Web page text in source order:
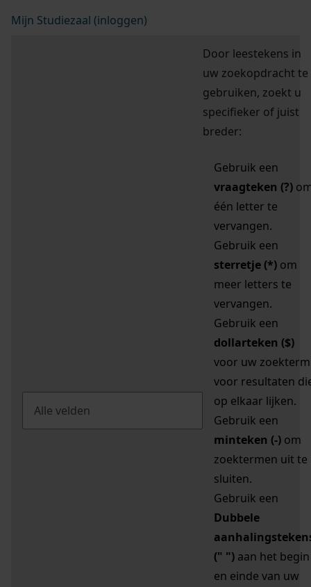
Mijn Studiezaal (inloggen)
Door leestekens in
uw zoekopdracht te
gebruiken, zoekt u
specifieker of juist
breder:
Gebruik een
vraagteken (?)
één letter te
vervangen.
Gebruik een
sterretje (*) om
meer letters te
vervangen.
Gebruik een
dollarteken ($)
voor uw zoekterm
voor resultaten
op elkaar lijken.
Gebruik een
minteken (-) om
zoektermen uit te
sluiten.
Gebruik een
Dubbele
(" ") aan het begin
en einde van uw